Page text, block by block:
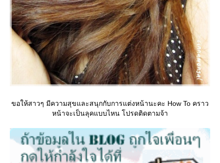
ขอให้สาวๆ มีความสุขและสนุกกับการแต่งหน้านะคะ How To คราว
หน้าจะเป็นลุคแบบไหน โปรดติดตามจ้า